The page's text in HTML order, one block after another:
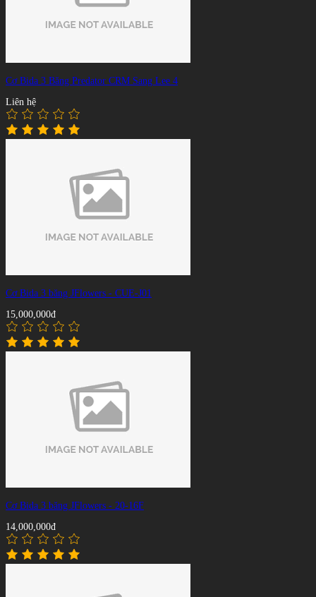
Cơ Bida 3 Băng Predator CRM Sang Lee 4
Liên hệ
Cơ Bida 3 băng JFlowers - CUE-J01
15,000,000đ
Cơ Bida 3 băng JFlowers - 20-16F
14,000,000đ